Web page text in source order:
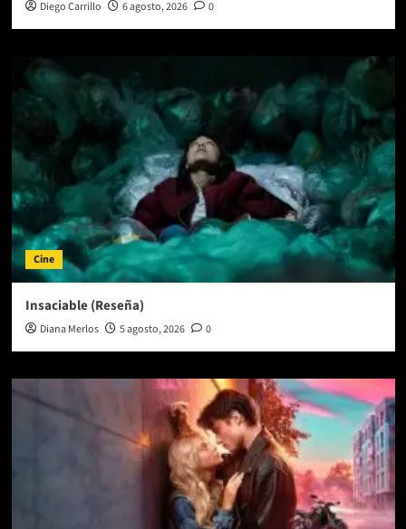
Diego Carrillo 6 agosto, 2026 0
Cine
Insaciable (Reseña)
Diana Merlos 5 agosto, 2026 0